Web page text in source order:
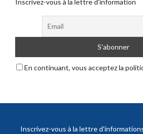
En continuant, vous acceptez la
Inscrivez-vous à la lettre